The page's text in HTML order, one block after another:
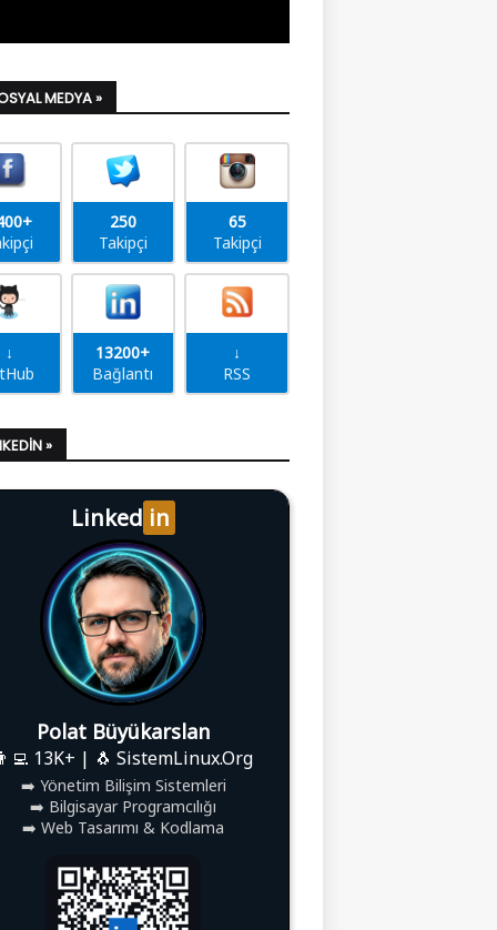
MEDYA »
250
Takipçi
65
Takipçi
↓
13200+
Bağlantı
↓
RSS
»
Linked in
Polat Büyükarslan
13K+ | 🐧 SistemLinux.Org
➡️ Yönetim Bilişim Sistemleri
➡️ Bilgisayar Programcılığı
➡️ Web Tasarımı & Kodlama